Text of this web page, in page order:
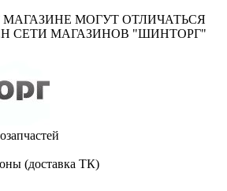
МОГУТ ОТЛИЧАТЬСЯ
СЕТИ МАГАЗИНОВ "ШИНТОРГ"
(доставка ТК)